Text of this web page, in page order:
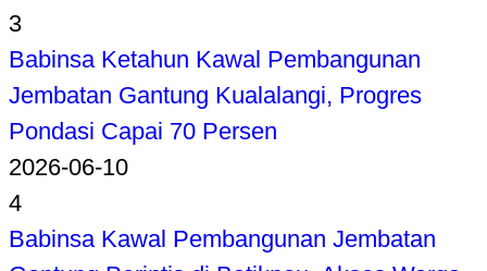
3
Babinsa Ketahun Kawal Pembangunan
Jembatan Gantung Kualalangi, Progres
Pondasi Capai 70 Persen
2026-06-10
4
Babinsa Kawal Pembangunan Jembatan